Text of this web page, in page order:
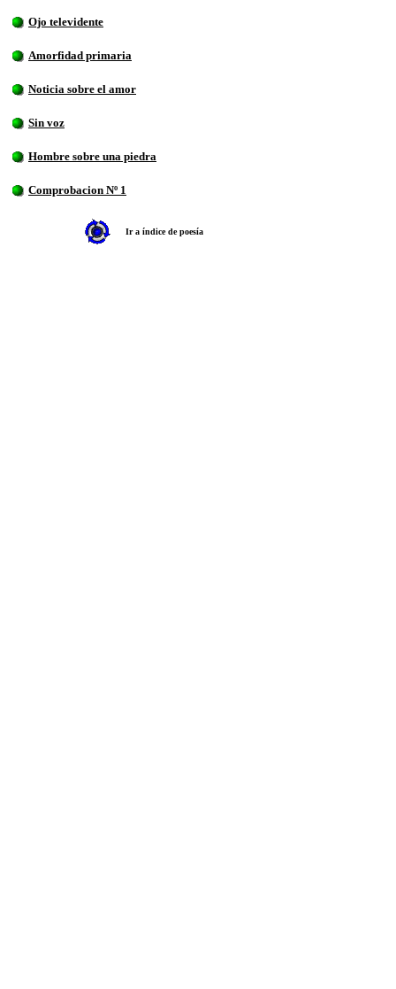
Ojo televidente
Amorfidad primaria
Noticia sobre el amor
Sin voz
Hombre sobre una piedra
Comprobacion Nº 1
Ir a índice de poesía